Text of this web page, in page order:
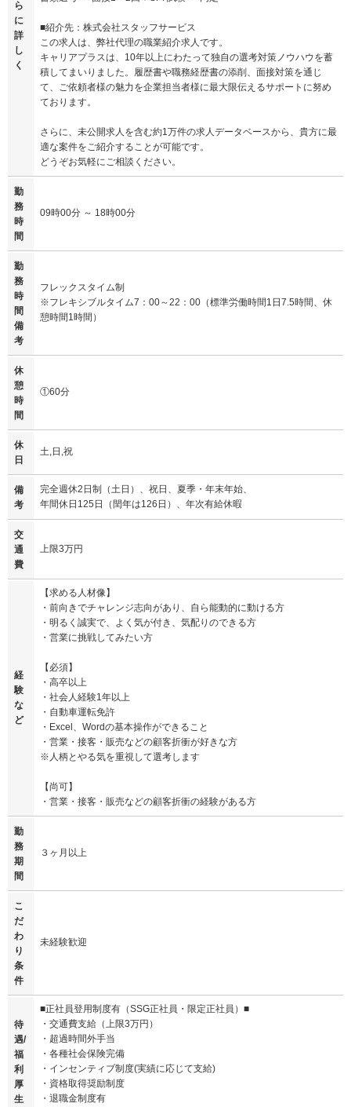
ら
に
詳
し
く
■紹介先：株式会社スタッフサービス
この求人は、弊社代理の職業紹介求人です。
キャリアプラスは、10年以上にわたって独自の選考対策ノウハウを蓄
積してまいりました。履歴書や職務経歴書の添削、面接対策を通じ
て、ご依頼者様の魅力を企業担当者様に最大限伝えるサポートに努め
ております。
さらに、未公開求人を含む約1万件の求人データベースから、貴方に最
適な案件をご紹介することが可能です。
どうぞお気軽にご相談ください。
勤
務
時
間
09時00分 ～ 18時00分
勤
務
時
間
備
考
フレックスタイム制
※フレキシブルタイム7：00～22：00（標準労働時間1日7.5時間、休
憩時間1時間）
休
憩
時
間
①60分
休
日
土,日,祝
備
考
完全週休2日制（土日）、祝日、夏季・年末年始、
年間休日125日（閏年は126日）、年次有給休暇
交
通
費
上限3万円
経
験
な
ど
【求める人材像】
・前向きでチャレンジ志向があり、自ら能動的に動ける方
・明るく誠実で、よく気が付き、気配りのできる方
・営業に挑戦してみたい方
【必須】
・高卒以上
・社会人経験1年以上
・自動車運転免許
・Excel、Wordの基本操作ができること
・営業・接客・販売などの顧客折衝が好きな方
※人柄とやる気を重視して選考します
【尚可】
・営業・接客・販売などの顧客折衝の経験がある方
勤
務
期
間
３ヶ月以上
こ
だ
わ
り
条
件
未経験歓迎
待
遇/
福
利
厚
生
■正社員登用制度有（SSG正社員・限定正社員）■
・交通費支給（上限3万円）
・超過時間外手当
・各種社会保険完備
・インセンティブ制度(実績に応じて支給)
・資格取得奨励制度
・退職金制度有